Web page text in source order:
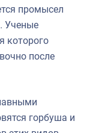
промысел
Ученые
которого
после
горбуша и